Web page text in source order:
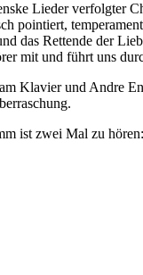
Lieder verfolgter
pointiert,
das Rettende der
mit und führt uns
Klavier und Andre
ist zwei Mal zu